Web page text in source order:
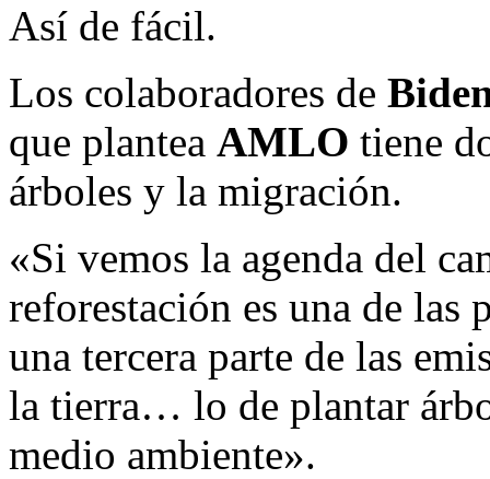
Así de fácil.
Los colaboradores de
que plantea AMLO tiene
árboles y la migración.
«Si vemos la agenda del
reforestación es una de las
una tercera parte de las
la tierra… lo de plantar
medio ambiente».